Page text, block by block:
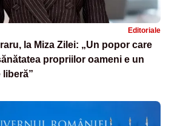
Editoriale
la Miza Zilei: „Un popor care
propriilor oameni e un